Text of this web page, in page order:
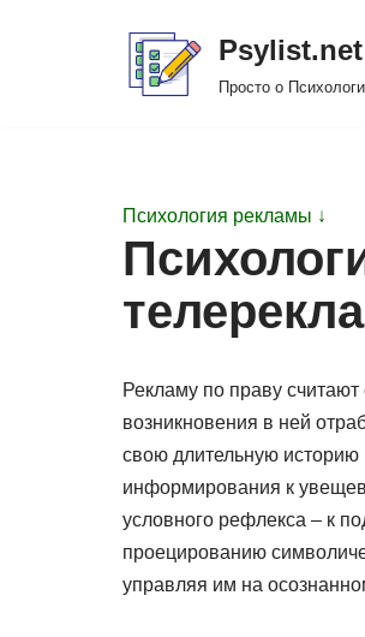
Psylist.net
Просто о
Психология рекламы ↓
Рекламу по праву
возникновения в ней
свою длительную
информирования к
условного рефлекса – к
проецированию
управляя им на